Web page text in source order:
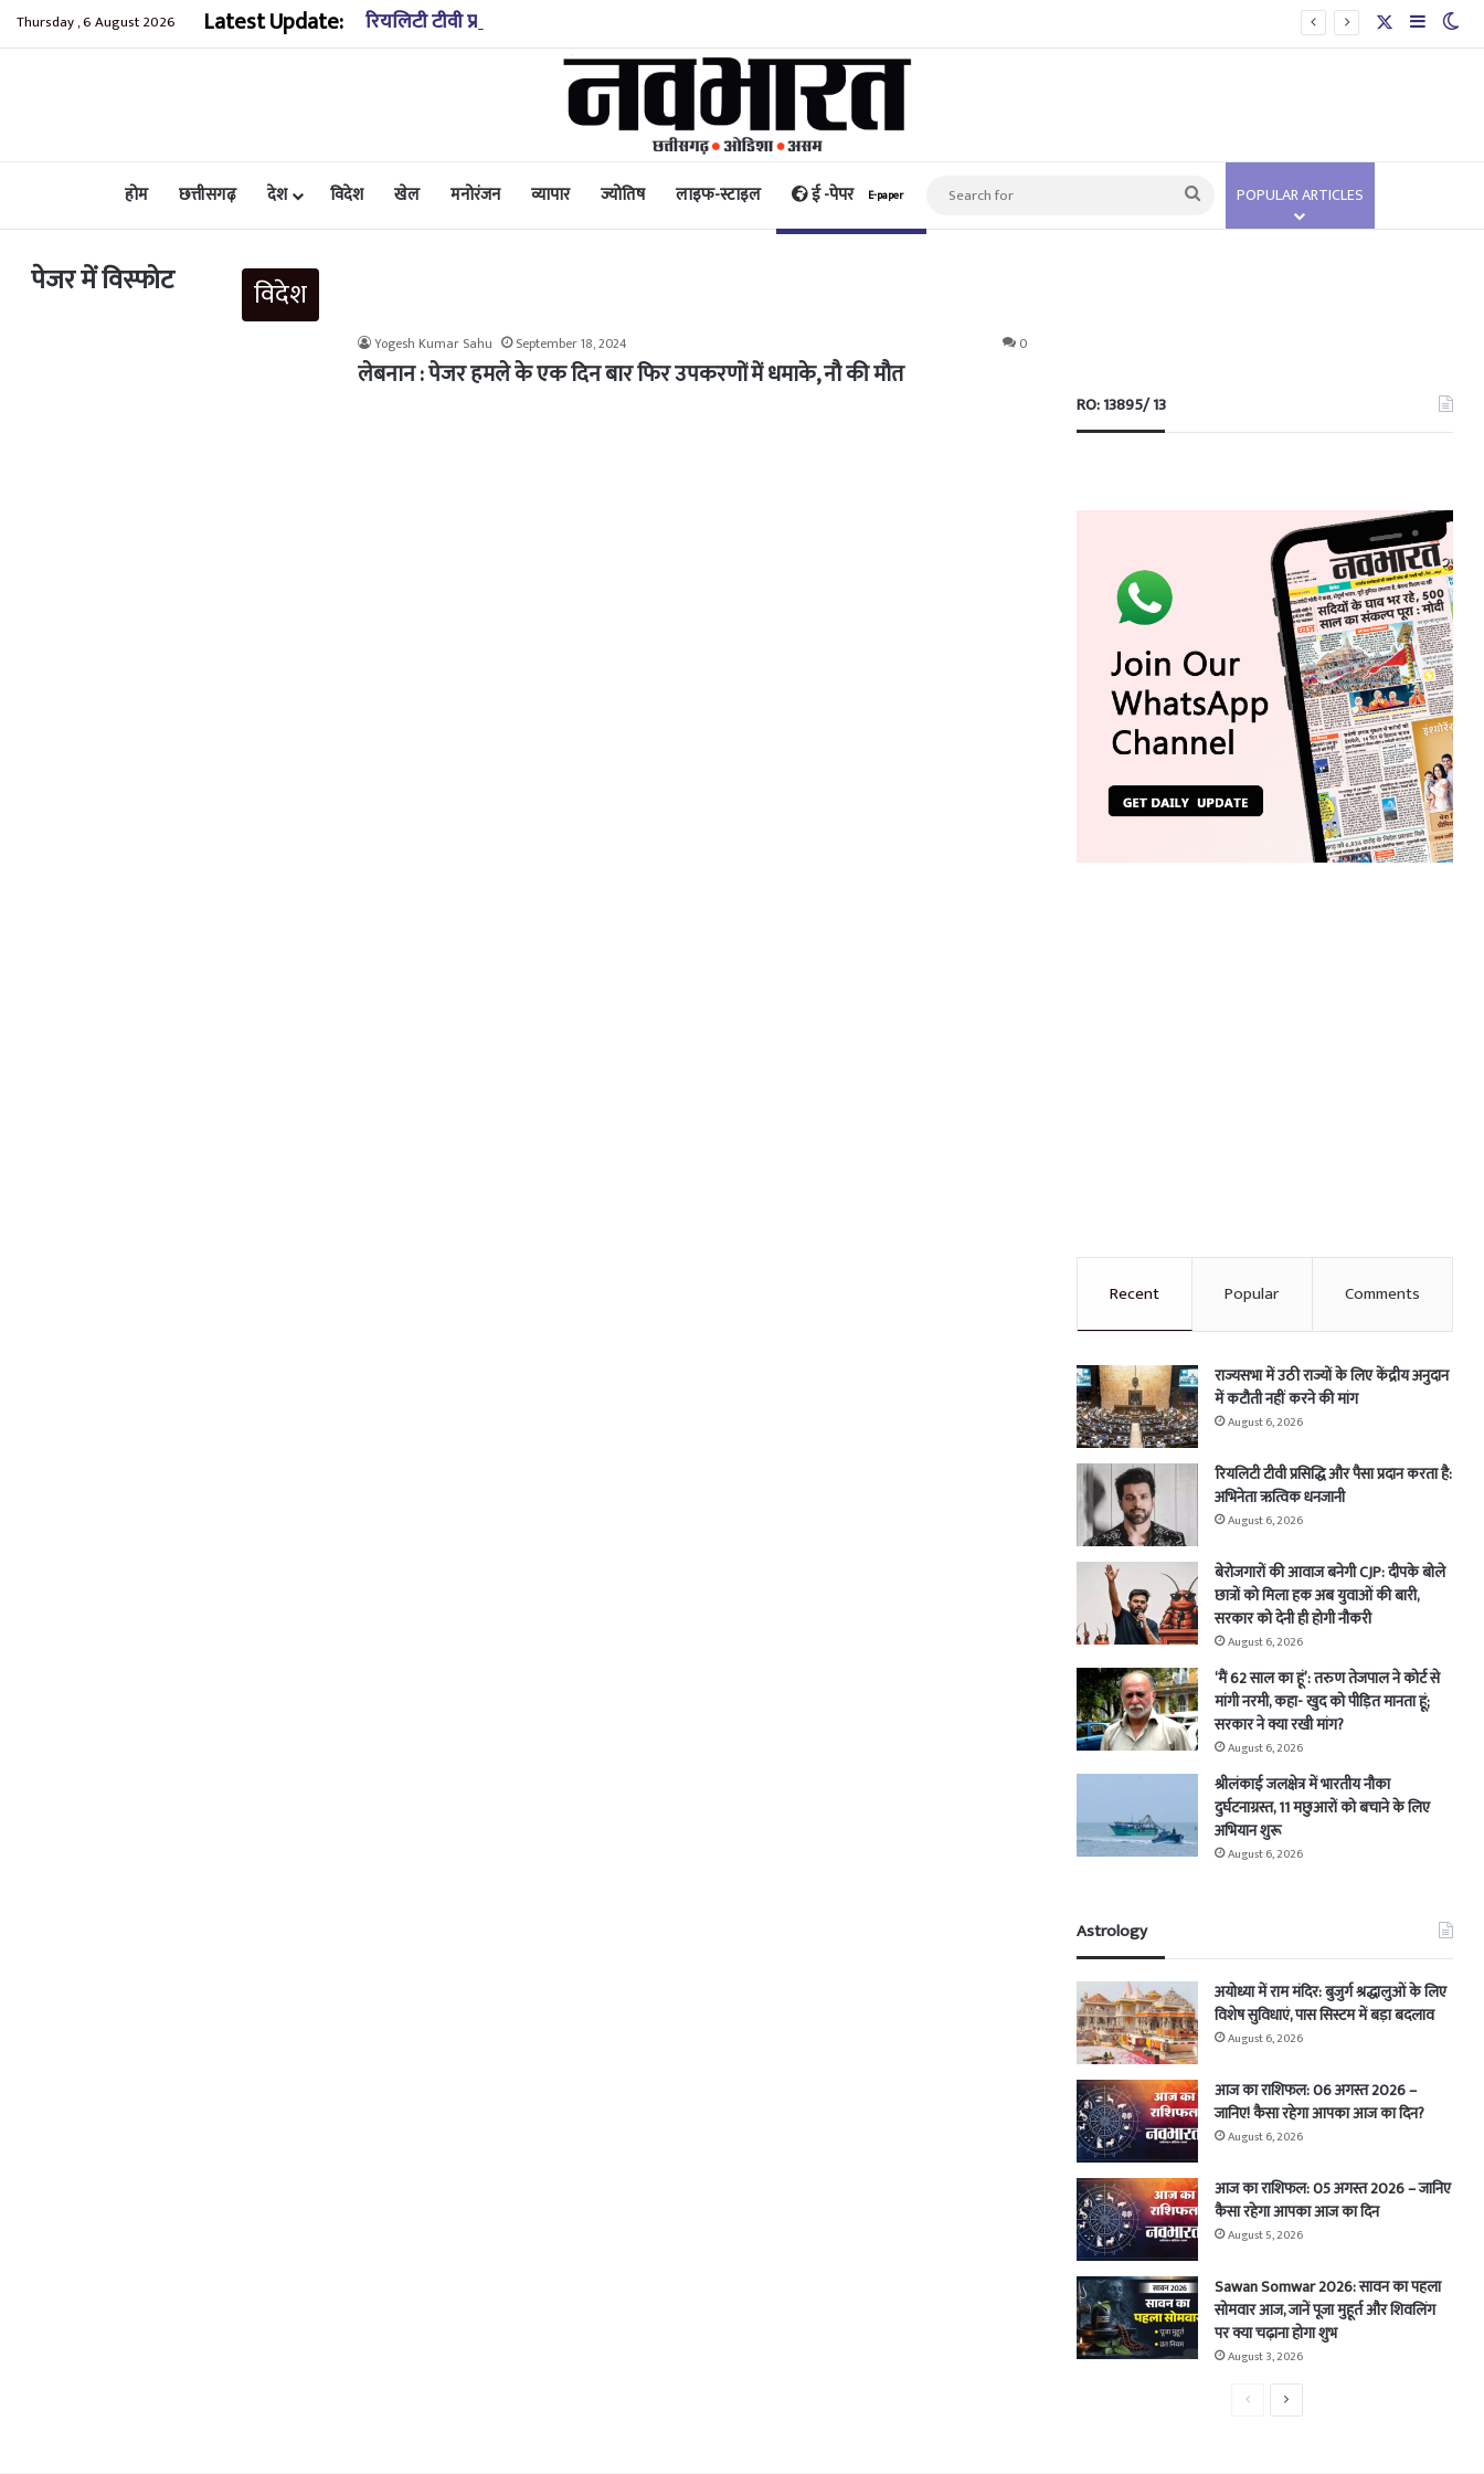
Thursday , 6 August 2026 Latest Update: रियलिटी टीवी प्रसिद्धि और पैसा प्रदान करता है: अभिनेता ऋत्विक धनजानी Sidebar
होम छत्तीसगढ़ देश विदेश खेल मनोरंजन व्यापार ज्योतिष लाइफ-स्टाइल ई -पेपर E-paper
Search
for
POPULAR ARTICLES
पेजर में विस्फोट विदेश
Yogesh Kumar Sahu September 18, 2024 0
लेबनान : पेजर हमले के एक दिन बार फिर उपकरणों में धमाके, नौ की मौत
RO: 13895/ 13
Recent Popular Comments
राज्यसभा में उठी राज्यों के लिए केंद्रीय अनुदान
में कटौती नहीं करने की मांग
August 6, 2026
रियलिटी टीवी प्रसिद्धि और पैसा प्रदान करता है:
अभिनेता ऋत्विक धनजानी
August 6, 2026
बेरोजगारों की आवाज बनेगी CJP: दीपके बोले
छात्रों को मिला हक अब युवाओं की बारी,
सरकार को देनी ही होगी नौकरी
August 6, 2026
‘मैं 62 साल का हूं’: तरुण तेजपाल ने कोर्ट से
मांगी नरमी, कहा- खुद को पीड़ित मानता हूं;
सरकार ने क्या रखी मांग?
August 6, 2026
श्रीलंकाई जलक्षेत्र में भारतीय नौका
दुर्घटनाग्रस्त, 11 मछुआरों को बचाने के लिए
अभियान शुरू
August 6, 2026
Astrology
अयोध्या में राम मंदिर: बुजुर्ग श्रद्धालुओं के लिए
विशेष सुविधाएं, पास सिस्टम में बड़ा बदलाव
August 6, 2026
आज का राशिफल: 06 अगस्त 2026 –
जानिए! कैसा रहेगा आपका आज का दिन?
August 6, 2026
आज का राशिफल: 05 अगस्त 2026 – जानिए
कैसा रहेगा आपका आज का दिन
August 5, 2026
Sawan Somwar 2026: सावन का पहला
सोमवार आज, जानें पूजा मुहूर्त और शिवलिंग
पर क्या चढ़ाना होगा शुभ
August 3, 2026
PreviousNext